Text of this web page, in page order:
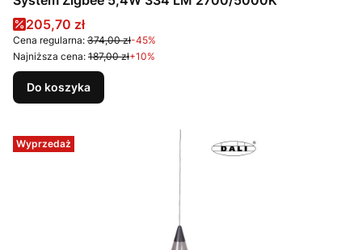
Cena promocyjna
205,70 zł
Cena regularna: 374,00 zł-45%
Najniższa cena: 187,00 zł+10%
Do koszyka
Wyprzedaż